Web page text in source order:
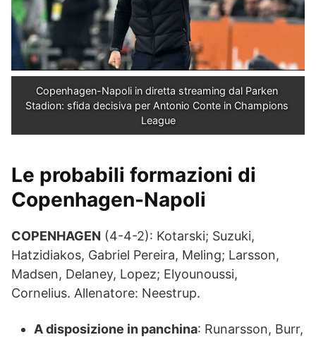
Copenhagen-Napoli in diretta streaming dal Parken
Stadion: sfida decisiva per Antonio Conte in Champions
League
Le probabili formazioni di
Copenhagen-Napoli
COPENHAGEN (4-4-2): Kotarski; Suzuki,
Hatzidiakos, Gabriel Pereira, Meling; Larsson,
Madsen, Delaney, Lopez; Elyounoussi,
Cornelius. Allenatore: Neestrup.
A disposizione in panchina: Runarsson, Burr,